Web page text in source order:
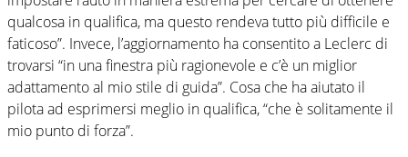
qualcosa in qualifica, ma questo rendeva tutto più difficile e
faticoso”. Invece, l’aggiornamento ha consentito a Leclerc di
trovarsi “in una finestra più ragionevole e c’è un miglior
adattamento al mio stile di guida”. Cosa che ha aiutato il
pilota ad esprimersi meglio in qualifica, “che è solitamente il
mio punto di forza”.